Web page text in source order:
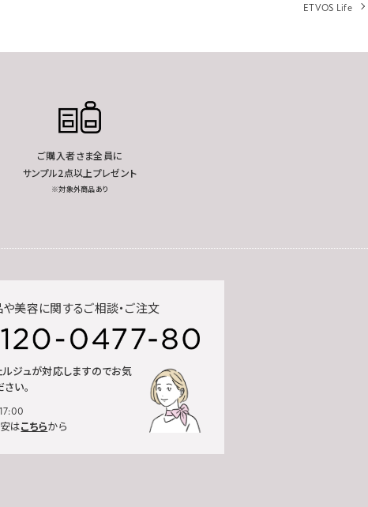
ETVOS Life
ご購入者さま全員に
サンプル2点以上プレゼント
※対象外商品あり
や美容に関するご相談・ご注文
ルジュが対応しますのでお気
い。
はこちらから